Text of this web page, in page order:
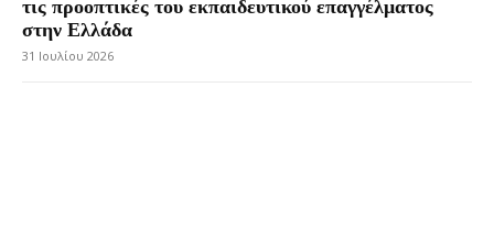
τις προοπτικές του εκπαιδευτικού επαγγέλματος
στην Ελλάδα
31 Ιουλίου 2026